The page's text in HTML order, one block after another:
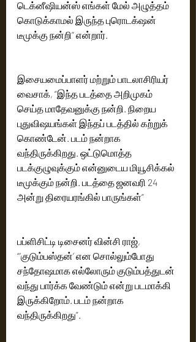
டெக்னீஷியன்ஸ் எங்கள் மேல் அழுத்தம்
கொடுக்காமல் இருந்த புரொடக்‌ஷன்
டீமுக்கு நன்றி” என்றார்.
இசையமைப்பாளர் மற்றும் பாடலாசிரியர்
வைசாக், “இந்த படத்தை அறிமுகம்
செய்த மாதேவனுக்கு நன்றி. நிறைய
புதுவிஷயங்கள் இந்தப் படத்தில் கற்றுக்
கொண்டேன். படம் நன்றாக
வந்திருக்கிறது. ஒட்டுமொத்த
படக்குழுவுக்கும் என்னுடைய மியூசிக்கல்
டீமுக்கும் நன்றி. படத்தை ஜனவரி 24
அன்று திரையரங்கில் பாருங்கள்”
பப்ளிசிட்டி டிசைனர் வின்சி ராஜ்,
“’குடும்பஸ்தன்’ என சொல்லும்போது
சந்தோஷமாக எல்லோரும் குடும்பத்துடன்
வந்து பார்க்க வேண்டும் என்று படமாக்கி
இருக்கிறோம். படம் நன்றாக
வந்திருக்கிறது”.